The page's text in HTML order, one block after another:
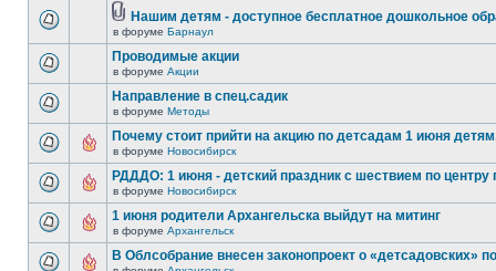
Нашим детям - доступное бесплатное дошкольное
в форуме Барнаул
Проводимые акции
в форуме Акции
Направление в спец.садик
в форуме Методы
Почему стоит прийти на акцию по детсадам 1 июня
в форуме Новосибирск
РДДДО: 1 июня - детский праздник с шествием по центру
в форуме Новосибирск
1 июня родители Архангельска выйдут на митинг
в форуме Архангельск
В Облсобрание внесен законопроект о «детсадовских»